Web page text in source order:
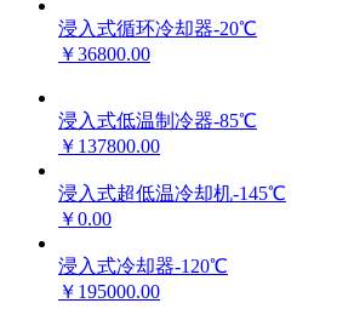
浸入式循环冷却器-20℃
￥36800.00
浸入式低温制冷器-85℃
￥137800.00
浸入式超低温冷却机-145℃
￥0.00
浸入式冷却器-120℃
￥195000.00